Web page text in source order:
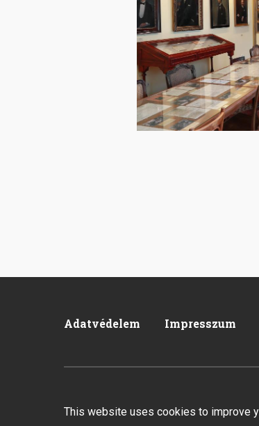
de
Adatvédelem Impresszum
This website uses cookies to improve